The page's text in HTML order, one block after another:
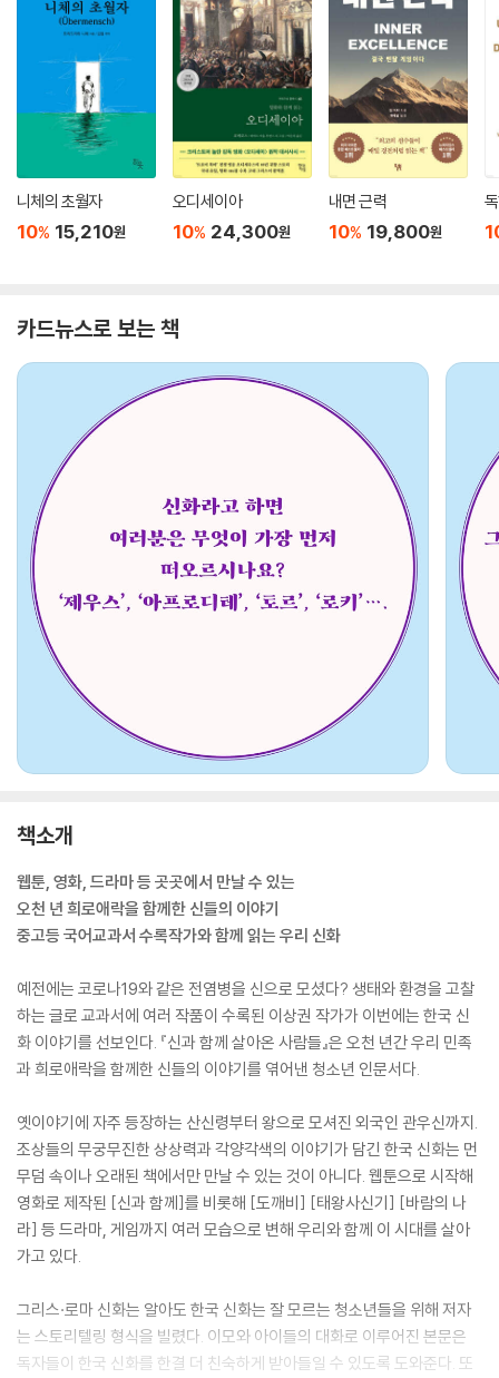
니체의 초월자
10% 15,210원
오디세이아
10% 24,300원
내면 근력
10% 19,800원
카드뉴스로 보는 책
책소개
웹툰, 영화, 드라마 등 곳곳에서 만날 수 있는
오천 년 희로애락을 함께한 신들의 이야기
중고등 국어교과서 수록작가와 함께 읽는 우리 신화
예전에는 코로나19와 같은 전염병을 신으로 모셨다? 생태와 환경을 고찰
하는 글로 교과서에 여러 작품이 수록된 이상권 작가가 이번에는 한국 신
화 이야기를 선보인다. 『신과 함께 살아온 사람들』은 오천 년간 우리 민족
과 희로애락을 함께한 신들의 이야기를 엮어낸 청소년 인문서다.
옛이야기에 자주 등장하는 산신령부터 왕으로 모셔진 외국인 관우신까지.
조상들의 무궁무진한 상상력과 각양각색의 이야기가 담긴 한국 신화는 먼
무덤 속이나 오래된 책에서만 만날 수 있는 것이 아니다. 웹툰으로 시작해
영화로 제작된 [신과 함께]를 비롯해 [도깨비] [태왕사신기] [바람의 나
라] 등 드라마, 게임까지 여러 모습으로 변해 우리와 함께 이 시대를 살아
가고 있다.
그리스·로마 신화는 알아도 한국 신화는 잘 모르는 청소년들을 위해 저자
는 스토리텔링 형식을 빌렸다. 이모와 아이들의 대화로 이루어진 본문은
독자들이 한국 신화를 한결 더 친숙하게 받아들일 수 있도록 도와준다. 또